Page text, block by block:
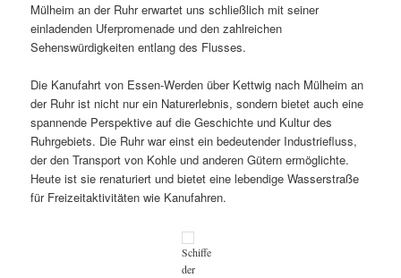
Mülheim an der Ruhr erwartet uns schließlich mit seiner
einladenden Uferpromenade und den zahlreichen
Sehenswürdigkeiten entlang des Flusses.
Die Kanufahrt von Essen-Werden über Kettwig nach Mülheim an
der Ruhr ist nicht nur ein Naturerlebnis, sondern bietet auch eine
spannende Perspektive auf die Geschichte und Kultur des
Ruhrgebiets. Die Ruhr war einst ein bedeutender Industriefluss,
der den Transport von Kohle und anderen Gütern ermöglichte.
Heute ist sie renaturiert und bietet eine lebendige Wasserstraße
für Freizeitaktivitäten wie Kanufahren.
Schiffe
der